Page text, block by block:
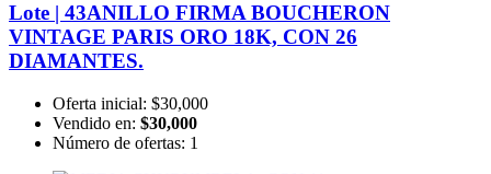
Lote | 43ANILLO FIRMA BOUCHERON
VINTAGE PARIS ORO 18K, CON 26
DIAMANTES.
Oferta inicial: $30,000
Vendido en: $30,000
Número de ofertas: 1